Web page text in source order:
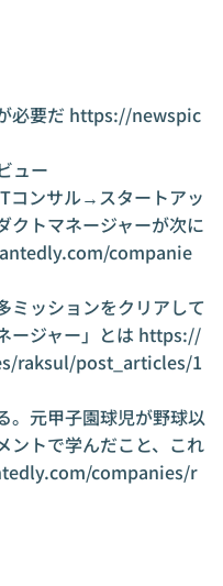
必要だ https://newspic
ュー
コンサル→スタートアッ
クトマネージャーが次に
companie
ミッションをクリアして
ージャー」とは https://
raksul/post_articles/1
。元甲子園球児が野球以
ントで学んだこと、これ
companies/r